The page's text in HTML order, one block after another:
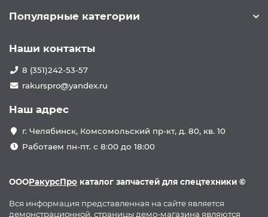
Популярные категории
Наши контакты
8 (351)242-53-57
rakurspro@yandex.ru
Наш адрес
г. Челябинск, Комсомольский пр-кт, д. 80, кв. 10
Работаем пн-пт. с 8:00 до 18:00
ОООРакурсПро каталог запчастей для спецтехники ©
Вся информация представленная на сайте является
демонстрационной, страницы демо-магазина являются